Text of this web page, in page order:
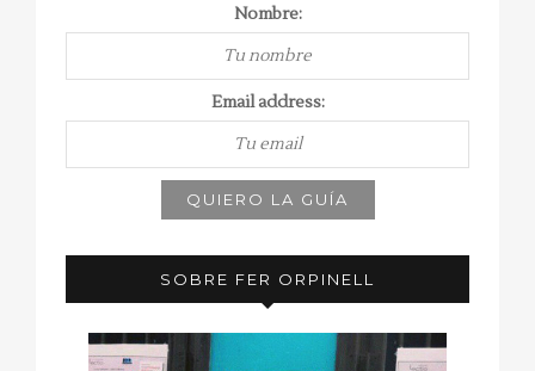
Nombre:
Email address:
SOBRE FER ORPINELL